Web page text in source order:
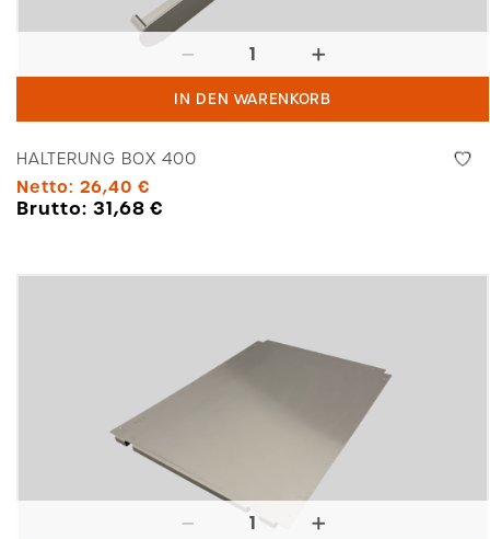
Box
IN DEN WARENKORB
HALTERUNG BOX 400
Netto: 26,40 €
Brutto: 31,68€